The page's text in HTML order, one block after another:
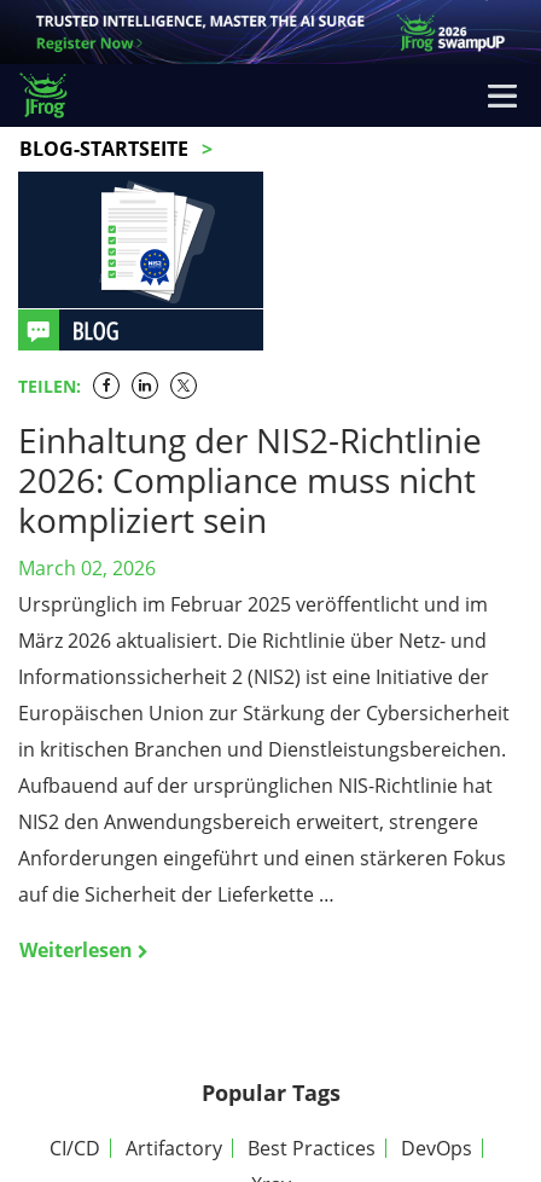
BLOG-STARTSEITE
TEILEN:
Einhaltung der NIS2-Richtlinie
2026: Compliance muss nicht
kompliziert sein
March 02, 2026
Ursprünglich im Februar 2025 veröffentlicht und im
März 2026 aktualisiert. Die Richtlinie über Netz- und
Informationssicherheit 2 (NIS2) ist eine Initiative der
Europäischen Union zur Stärkung der Cybersicherheit
in kritischen Branchen und Dienstleistungsbereichen.
Aufbauend auf der ursprünglichen NIS-Richtlinie hat
NIS2 den Anwendungsbereich erweitert, strengere
Anforderungen eingeführt und einen stärkeren Fokus
auf die Sicherheit der Lieferkette …
Weiterlesen
Popular Tags
CI/CD Artifactory Best Practices
DevOps